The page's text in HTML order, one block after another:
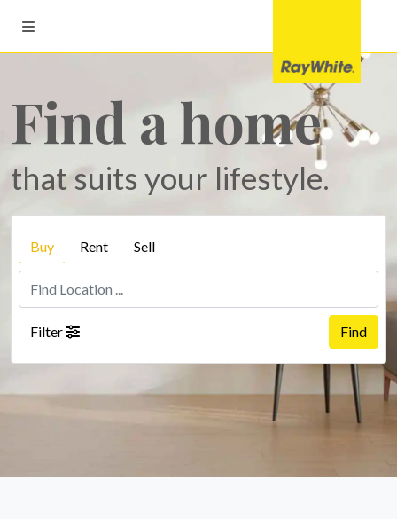
Find a home
that suits your lifestyle.
Buy Rent Sell
Filter Find